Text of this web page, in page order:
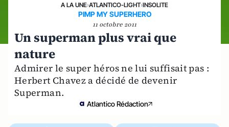
A LA UNE›ATLANTICO-LIGHT›INSOLITE
PIMP MY SUPERHERO
11 octobre 2011
Un superman plus vrai que
nature
Admirer le super héros ne lui suffisait pas :
Herbert Chavez a décidé de devenir
Superman.
Atlantico Rédaction